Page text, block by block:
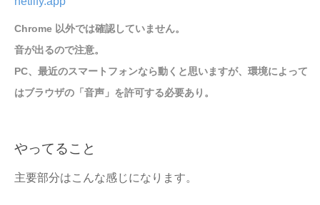
Chrome 以外では確認していません。
音が出るので注意。
PC、最近のスマートフォンなら動くと思いますが、環境によって
はブラウザの「音声」を許可する必要あり。
やってること
主要部分はこんな感じになります。